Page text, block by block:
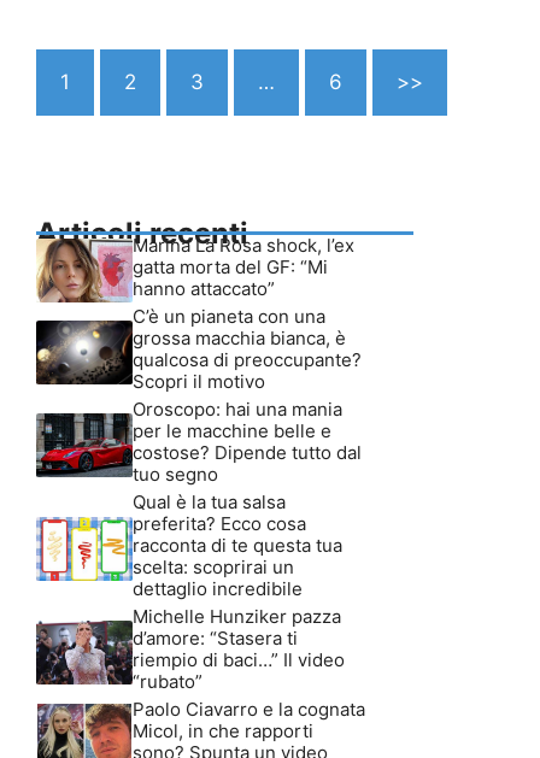
1 2 3 … 6 >>
Articoli recenti
Marina La Rosa shock, l’ex
gatta morta del GF: “Mi
hanno attaccato”
C’è un pianeta con una
grossa macchia bianca, è
qualcosa di preoccupante?
Scopri il motivo
Oroscopo: hai una mania
per le macchine belle e
costose? Dipende tutto dal
tuo segno
Qual è la tua salsa
preferita? Ecco cosa
racconta di te questa tua
scelta: scoprirai un
dettaglio incredibile
Michelle Hunziker pazza
d’amore: “Stasera ti
riempio di baci…” Il video
“rubato”
Paolo Ciavarro e la cognata
Micol, in che rapporti
sono? Spunta un video